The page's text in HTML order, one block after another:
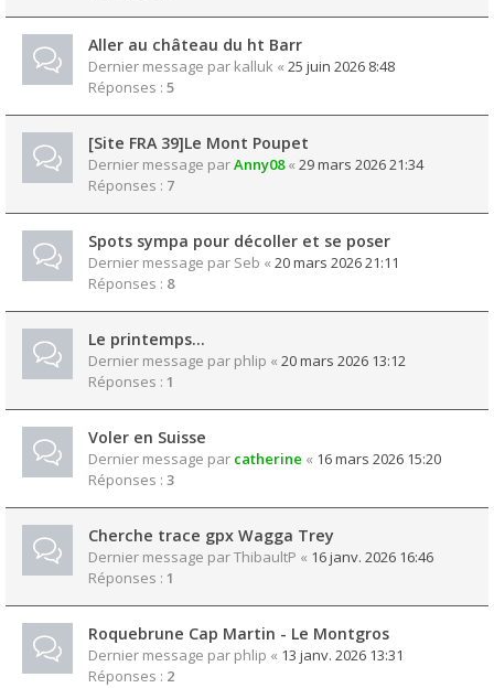
Aller au château du ht Barr
Dernier message par kalluk « 25 juin 2026 8:48
Réponses : 5
[Site FRA 39]Le Mont Poupet
Dernier message parAnny08« 29 mars 2026 21:34
Réponses : 7
Spots sympa pour décoller et se poser
Dernier message par Seb « 20 mars 2026 21:11
Réponses : 8
Le printemps…
Dernier message par phlip « 20 mars 2026 13:12
Réponses : 1
Voler en Suisse
Dernier message par catherine « 16 mars 2026 15:20
Réponses : 3
Cherche trace gpx Wagga Trey
Dernier message parThibaultP « 16 janv. 2026 16:46
Réponses : 1
Roquebrune Cap Martin - Le Montgros
Dernier message par phlip « 13 janv. 2026 13:31
Réponses : 2